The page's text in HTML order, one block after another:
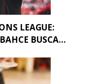
LEAGUE:
BUSCA...